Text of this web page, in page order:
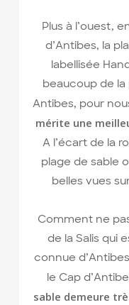
Plus à l’ouest,
d’Antibes, la
labellisée
beaucoup de la
Antibes, pour
mérite une
A l’écart de la
plage de sable
belles vues
Comment ne
de la Salis qui
connue
le Cap
sable demeure